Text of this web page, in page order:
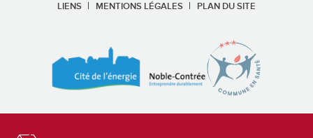
LIENS MENTIONS LÉGALES PLAN DU SITE